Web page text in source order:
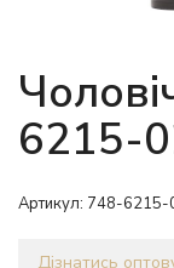
6215-
Артикул: 748-6215-
Дізнатись